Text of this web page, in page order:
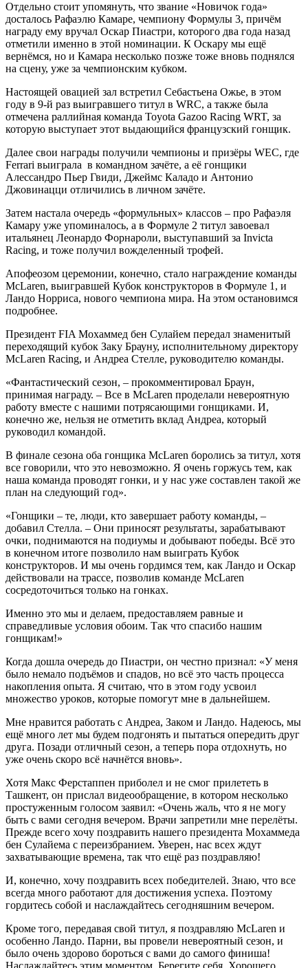
Отдельно стоит упомянуть, что звание «Новичок года»
досталось Рафаэлю Камаре, чемпиону Формулы 3, причём
награду ему вручал Оскар Пиастри, которого два года назад
отметили именно в этой номинации. К Оскару мы ещё
вернёмся, но и Камара несколько позже тоже вновь поднялся
на сцену, уже за чемпионским кубком.
Настоящей овацией зал встретил Себастьена Ожье, в этом
году в 9-й раз выигравшего титул в WRC, а также была
отмечена раллийная команда Toyota Gazoo Racing WRT, за
которую выступает этот выдающийся французский гонщик.
Далее свои награды получили чемпионы и призёры WEC, где
Ferrari выиграла в командном зачёте, а её гонщики
Алессандро Пьер Гвиди, Джеймс Каладо и Антонио
Джовинацци отличились в личном зачёте.
Затем настала очередь «формульных» классов – про Рафаэля
Камару уже упоминалось, а в Формуле 2 титул завоевал
итальянец Леонардо Форнароли, выступавший за Invicta
Racing, и тоже получил вожделенный трофей.
Апофеозом церемонии, конечно, стало награждение команды
McLaren, выигравшей Кубок конструкторов в Формуле 1, и
Ландо Норриса, нового чемпиона мира. На этом остановимся
подробнее.
Президент FIA Мохаммед бен Сулайем передал знаменитый
переходящий кубок Заку Брауну, исполнительному директору
McLaren Racing, и Андреа Стелле, руководителю команды.
«Фантастический сезон, – прокомментировал Браун,
принимая награду. – Все в McLaren проделали невероятную
работу вместе с нашими потрясающими гонщиками. И,
конечно же, нельзя не отметить вклад Андреа, который
руководил командой.
В финале сезона оба гонщика McLaren боролись за титул, хотя
все говорили, что это невозможно. Я очень горжусь тем, как
наша команда проводят гонки, и у нас уже составлен такой же
план на следующий год».
«Гонщики – те, люди, кто завершает работу команды, –
добавил Стелла. – Они приносят результаты, зарабатывают
очки, поднимаются на подиумы и добывают победы. Всё это
в конечном итоге позволило нам выиграть Кубок
конструкторов. И мы очень гордимся тем, как Ландо и Оскар
действовали на трассе, позволив команде McLaren
сосредоточиться только на гонках.
Именно это мы и делаем, предоставляем равные и
справедливые условия обоим. Так что спасибо нашим
гонщикам!»
Когда дошла очередь до Пиастри, он честно признал: «У меня
было немало подъёмов и спадов, но всё это часть процесса
накопления опыта. Я считаю, что в этом году усвоил
множество уроков, которые помогут мне в дальнейшем.
Мне нравится работать с Андреа, Заком и Ландо. Надеюсь, мы
ещё много лет мы будем подгонять и пытаться опередить друг
друга. Позади отличный сезон, а теперь пора отдохнуть, но
уже очень скоро всё начнётся вновь».
Хотя Макс Ферстаппен приболел и не смог прилететь в
Ташкент, он прислал видеообращение, в котором несколько
простуженным голосом заявил: «Очень жаль, что я не могу
быть с вами сегодня вечером. Врачи запретили мне перелёты.
Прежде всего хочу поздравить нашего президента Мохаммеда
бен Сулайема с переизбранием. Уверен, нас всех ждут
захватывающие времена, так что ещё раз поздравляю!
И, конечно, хочу поздравить всех победителей. Знаю, что все
всегда много работают для достижения успеха. Поэтому
гордитесь собой и наслаждайтесь сегодняшним вечером.
Кроме того, передавая свой титул, я поздравляю McLaren и
особенно Ландо. Парни, вы провели невероятный сезон, и
было очень здорово бороться с вами до самого финиша!